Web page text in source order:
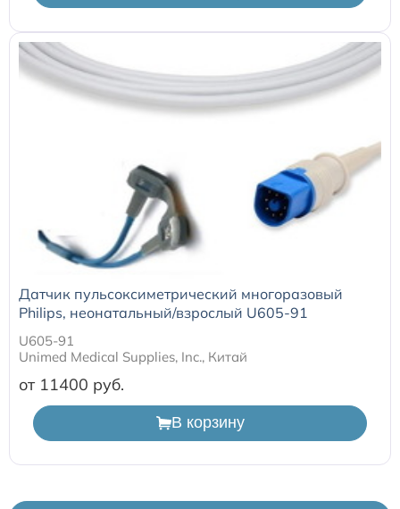
Датчик пульсоксиметрический многоразовый
Philips, неонатальный/взрослый U605-91
U605-91
Unimed Medical Supplies, Inc., Китай
от 11400
В корзину